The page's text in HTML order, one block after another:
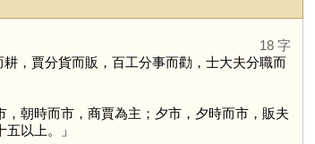
18 字
，賈分貨而販，百工分事而勸，士大夫分職而
朝時而市，商賈為主；夕市，夕時而市，販夫
以上。」